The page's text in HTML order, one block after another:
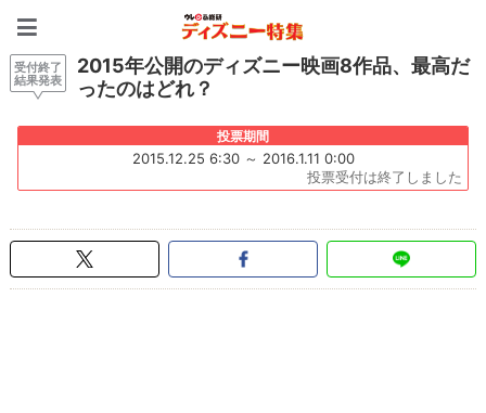
受付終了
結果発表
2015年公開のディズニー映画8作品、最高だ
ったのはどれ？
投票期間
2015.12.25 6:30 ～ 2016.1.11 0:00
投票受付は終了しました